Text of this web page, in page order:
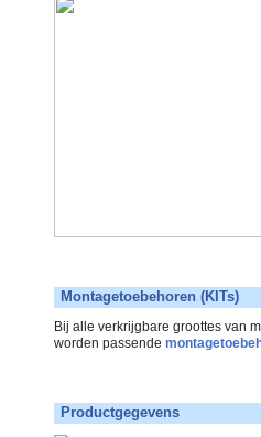
Montagetoebehoren (KITs)
Bij alle verkrijgbare groottes van
worden passende
Productgegevens